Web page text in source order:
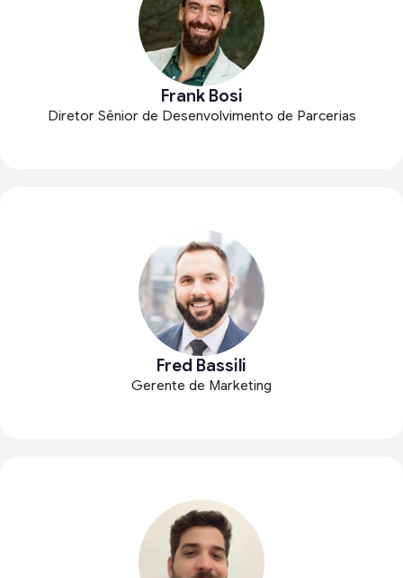
Frank Bosi
Diretor Sênior de Desenvolvimento de Parcerias
Fred Bassili
Gerente de Marketing